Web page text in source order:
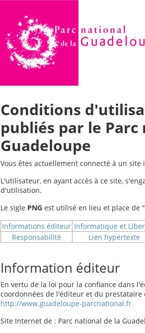
Conditions
publiés par le
Guadeloupe
Vous êtes actuellement connecté à un
L'utilisateur, en ayant accès à ce site,
d'utilisation.
Le sigle PNG est utilisé en lieu et place de "
Informations éditeur Informatique et
Responsabilité
Lien hypertexte
Information éditeur
En vertu de la loi pour la confiance dans
coordonnées de l'éditeur et du prestataire
http://www.guadeloupe-parcnational.fr
Site Internet de : Parc national de la